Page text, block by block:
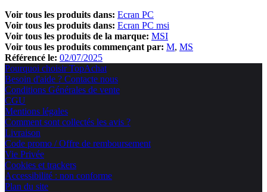
Voir tous les produits dans: Ecran PC
Voir tous les produits dans: Ecran PC msi
Voir tous les produits de la marque: MSI
Voir tous les produits commençant par: M MS
Référencé le: 02/07/2025
Pourquoi choisir TopAchat
Besoin d'aide ? Contacte nous
Conditions Générales de vente
CGU
Mentions légales
Comment sont collectés les avis ?
Livraison
Code promo / Offre de remboursement
Vie Privée
Cookies et trackers
Accessibilité : non conforme
Plan du site